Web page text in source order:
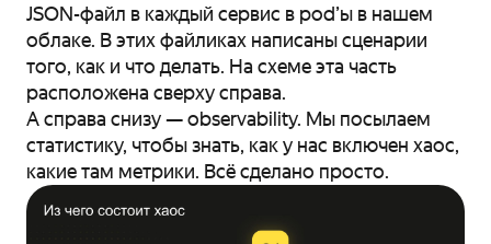
JSON-файл в каждый сервис в pod’ы в нашем
облаке. В этих файликах написаны сценарии
того, как и что делать. На схеме эта часть
расположена сверху справа.
А справа снизу — observability. Мы посылаем
статистику, чтобы знать, как у нас включен хаос,
какие там метрики. Всё сделано просто.